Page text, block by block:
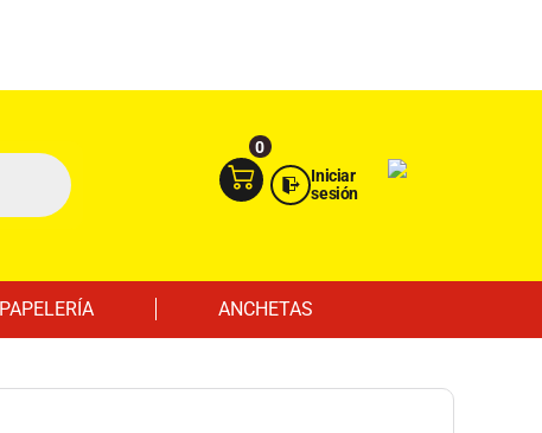
0
Iniciar
sesión
PAPELERÍA ANCHETAS